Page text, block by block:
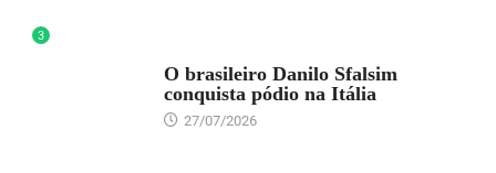
3
O brasileiro Danilo Sfalsim
conquista pódio na Itália
27/07/2026